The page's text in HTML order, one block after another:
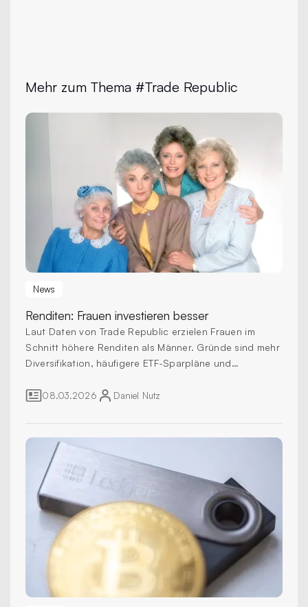
Mehr zum Thema #Trade Republic
News
Renditen: Frauen investieren besser
Laut Daten von Trade Republic erzielen Frauen im
Schnitt höhere Renditen als Männer. Gründe sind mehr
Diversifikation, häufigere ETF-Sparpläne und
08.03.2026 Daniel Nutz